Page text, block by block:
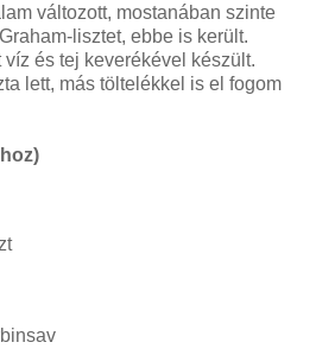
változott, mostanában szinte
lisztet, ebbe is került.
és tej keverékével készült.
lett, más töltelékkel is el fogom